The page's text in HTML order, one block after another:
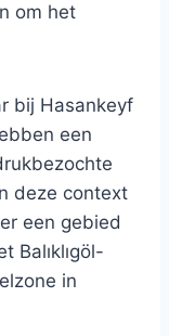
om het
bij Hasankeyf
een
deze context
een gebied
Balıklıgöl-
in